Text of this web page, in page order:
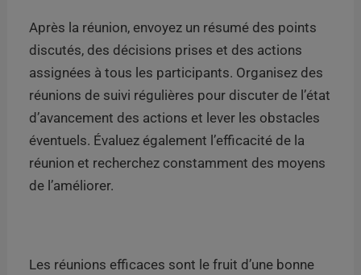
Après la réunion, envoyez un résumé des points
discutés, des décisions prises et des actions
assignées à tous les participants. Organisez des
réunions de suivi régulières pour discuter de l’état
d’avancement des actions et lever les obstacles
éventuels. Évaluez également l’efficacité de la
réunion et recherchez constamment des moyens
de l’améliorer.
Les réunions efficaces sont le fruit d’une bonne